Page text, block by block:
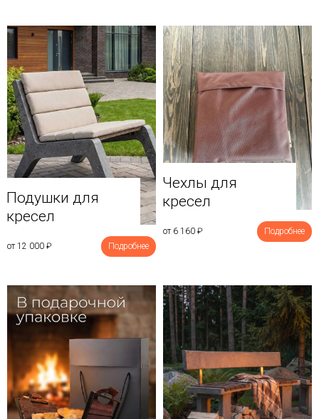
Подушки для
кресел
от 12 000 ₽ Подробнее
Чехлы для
кресел
от 6 160 ₽ Подробнее